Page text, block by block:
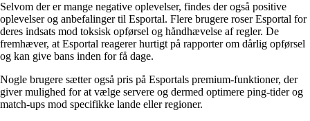
Selvom der er mange negative oplevelser, findes der også positive
oplevelser og anbefalinger til Esportal. Flere brugere roser Esportal for
deres indsats mod toksisk opførsel og håndhævelse af regler. De
fremhæver, at Esportal reagerer hurtigt på rapporter om dårlig opførsel
og kan give bans inden for få dage.
Nogle brugere sætter også pris på Esportals premium-funktioner, der
giver mulighed for at vælge servere og dermed optimere ping-tider og
match-ups mod specifikke lande eller regioner.